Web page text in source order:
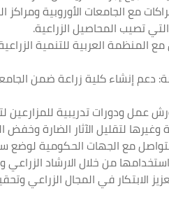
مع الجامعات الأوروبية
تصيب المحاصيل الزراعية.
مع المنظمة العربية للتنمية
دعم إنشاء كلية زراعة ضمن
عمل ودورات تدريبية
لتقليل الآثار الضارة وخفض
مع الجهات الحكومية لوضع
من خلال الارشاد الزراعي
الابتكار في المجال الزراعي